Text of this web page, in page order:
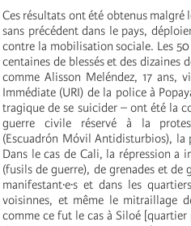
Ces résultats ont été obtenus
sans précédent dans le pays,
contre la mobilisation sociale. Les
centaines de blessés et des dizaines
comme Alisson Meléndez, 17 ans,
Immédiate (URI) de la police à
tragique de se suicider – ont été la
guerre civile réservé à la
(Escuadrón Móvil Antidisturbios), la
Dans le cas de Cali, la répression a
(fusils de guerre), de grenades et de
manifestant·e·s et dans les
voisinnes, et même le mitraillage
comme ce fut le cas à Siloé